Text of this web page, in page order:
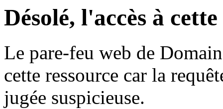
Désolé, l'accès à
Le pare-feu web de
cette ressource car la
jugée suspicieuse.